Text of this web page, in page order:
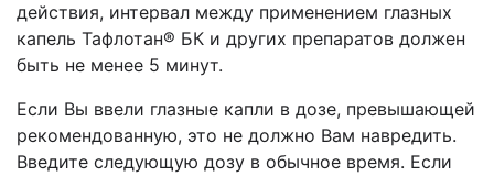
действия, интервал между применением глазных
капель Тафлотан® БК и других препаратов должен
быть не менее 5 минут.
Если Вы ввели глазные капли в дозе, превышающей
рекомендованную, это не должно Вам навредить.
Введите следующую дозу в обычное время. Если